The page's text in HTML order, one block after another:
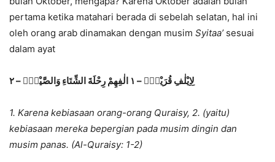
pertama ketika matahari berada di sebelah selatan, hal ini
oleh orang arab dinamakan dengan musim Syitaa’sesuai
dalam ayat
لِاِيْلٰفِ قُرَيْشٍۙ – ١ الٰفِهِمْ رِحْلَةَ الشِّتَاءِ وَالصَّيْفِۚ – ٢
1. Karena kebiasaan orang-orang Quraisy, 2. (yaitu)
kebiasaan mereka bepergian pada musim dingin dan
musim panas. (Al-Quraisy: 1-2)